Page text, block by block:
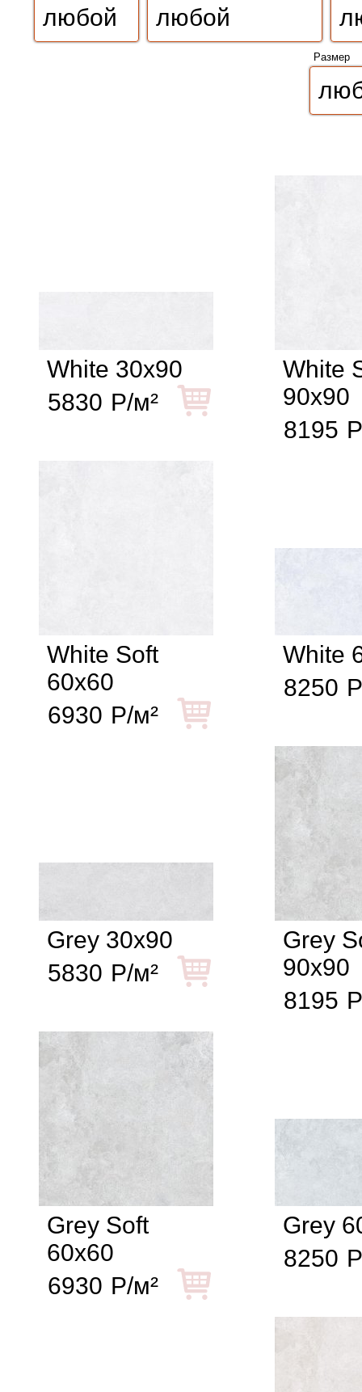
Размер
White 30x90
5830 Р/м²
White
90x90
8195
White Soft
60x60
6930 Р/м²
White
8250
Grey 30x90
5830 Р/м²
Grey
90x90
8195
Grey Soft
60x60
6930 Р/м²
Grey
8250